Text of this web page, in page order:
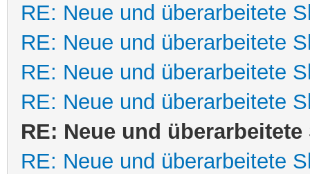
RE: Neue und überarbeitete
RE: Neue und überarbeitete
RE: Neue und überarbeitete
RE: Neue und überarbeitete
RE: Neue und
RE: Neue und überarbeitete